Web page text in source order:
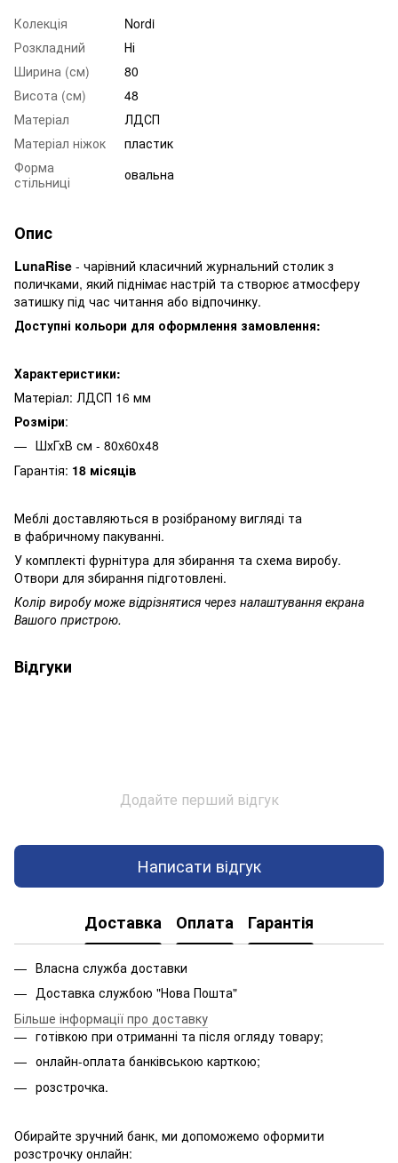
Колекція
Nordi
Розкладний
Ні
Ширина (см)
80
Висота (см)
48
Матеріал
ЛДСП
Матеріал ніжок
пластик
Форма
стільниці
овальна
Опис
LunaRise - чарівний класичний журнальний столик з
поличками, який піднімає настрій та створює атмосферу
затишку під час читання або відпочинку.
Доступні кольори для оформлення замовлення:
Характеристики:
Матеріал: ЛДСП 16 мм
Розміри:
ШхГхВ см - 80x60x48
Гарантія: 18 місяців
Меблі доставляються в розібраному вигляді та
в фабричному пакуванні.
У комплекті фурнітура для збирання та схема виробу.
Отвори для збирання підготовлені.
Колір виробу може відрізнятися через налаштування екрана
Вашого пристрою.
Відгуки
Додайте перший відгук
Написати відгук
Доставка Оплата Гарантія
Власна служба доставки
Доставка службою "Нова Пошта"
Більше інформації про доставку
готівкою при отриманні та після огляду товару;
онлайн-оплата банківською карткою;
розстрочка.
Обирайте зручний банк, ми допоможемо оформити
розстрочку онлайн: